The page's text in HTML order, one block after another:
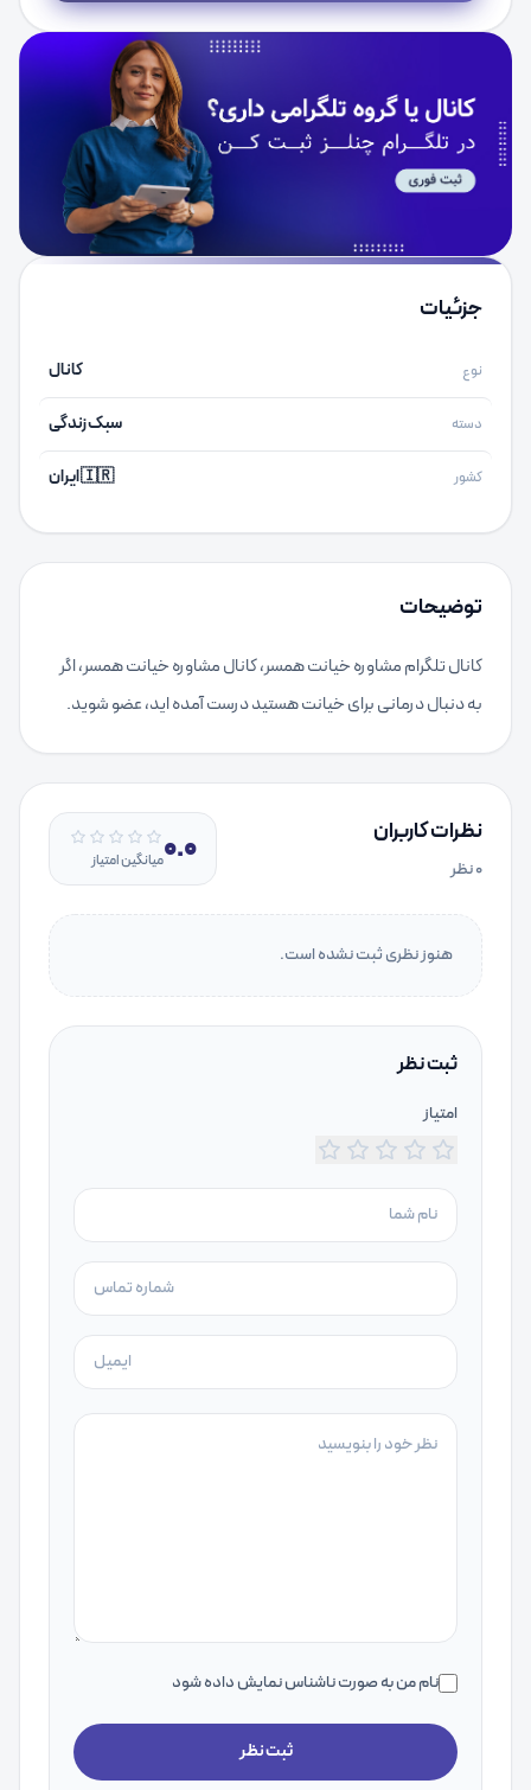
جزئیات
نوع کانال
دسته سبک زندگی
کشور 🇮🇷 ایران
توضیحات
کانال تلگرام مشاوره خیانت همسر، کانال مشاوره خیانت همسر، اگر
به دنبال درمانی برای خیانت هستید درست آمده اید، عضو شوید.
نظرات کاربران
۰نظر 0.0میانگین امتیاز
هنوز نظری ثبت نشده است.
ثبت نظر
امتیاز
نام من به صورت ناشناس نمایش داده شود
ثبت نظر